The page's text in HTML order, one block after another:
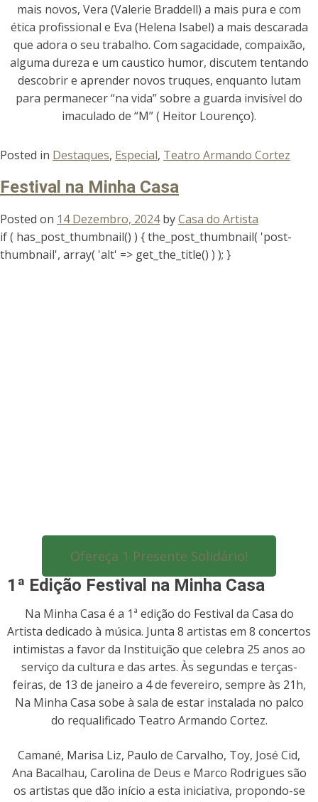
mais novos, Vera (Valerie Braddell) a mais pura e com
ética profissional e Eva (Helena Isabel) a mais descarada
que adora o seu trabalho. Com sagacidade, compaixão,
alguma dureza e um caustico humor, discutem tentando
descobrir e aprender novos truques, enquanto lutam
para permanecer “na vida” sobre a guarda invisível do
imaculado de “M” ( Heitor Lourenço).
Posted in Destaques, Especial, Teatro Armando Cortez
Festival na Minha Casa
Posted on 14 Dezembro, 2024byCasa do Artista
if ( has_post_thumbnail() ) { the_post_thumbnail( 'post-
thumbnail', array( 'alt' => get_the_title() ) ); }
Ofereça 1 Presente Solidário!
1ª Edição Festival na Minha Casa
Na Minha Casa é a 1ª edição do Festival da Casa do
Artista dedicado à música. Junta 8 artistas em 8 concertos
intimistas a favor da Instituição que celebra 25 anos ao
serviço da cultura e das artes. Às segundas e terças-
feiras, de 13 de janeiro a 4 de fevereiro, sempre às 21h,
Na Minha Casa sobe à sala de estar instalada no palco
do requalificado Teatro Armando Cortez.
Camané, Marisa Liz, Paulo de Carvalho, Toy, José Cid,
Ana Bacalhau, Carolina de Deus e Marco Rodrigues são
os artistas que dão início a esta iniciativa, propondo-se